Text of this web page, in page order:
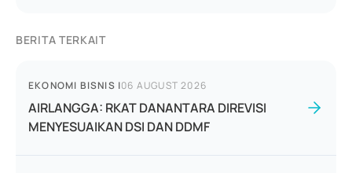
BERITA TERKAIT
EKONOMI BISNIS |06 AUGUST 2026
AIRLANGGA: RKAT DANANTARA DIREVISI
MENYESUAIKAN DSI DAN DDMF